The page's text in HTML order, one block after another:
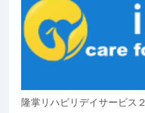
隆掌リハビリデイサービス２